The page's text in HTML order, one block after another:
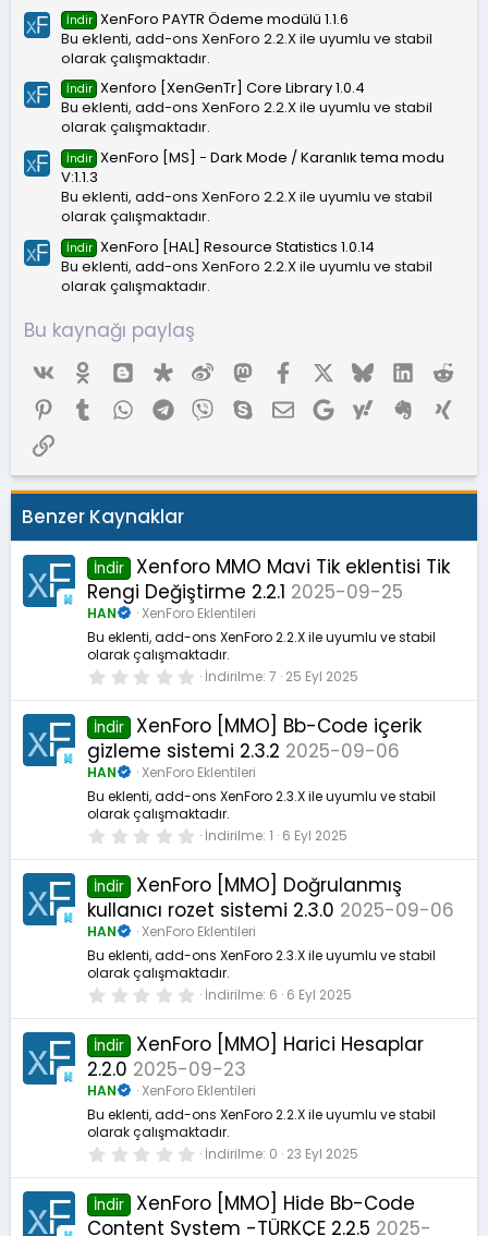
İndir XenForo PAYTR Ödeme modülü 1.1.6
Bu eklenti, add-ons XenForo 2.2.X ile uyumlu ve stabil
olarak çalışmaktadır.
İndir Xenforo [XenGenTr] Core Library 1.0.4
Bu eklenti, add-ons XenForo 2.2.X ile uyumlu ve stabil
olarak çalışmaktadır.
İndir XenForo [MS] - Dark Mode / Karanlık tema modu
V:1.1.3
Bu eklenti, add-ons XenForo 2.2.X ile uyumlu ve stabil
olarak çalışmaktadır.
İndir XenForo [HAL] Resource Statistics 1.0.14
Bu eklenti, add-ons XenForo 2.2.X ile uyumlu ve stabil
olarak çalışmaktadır.
Bu kaynağı paylaş
Vk Ok BloggerDiaspora
Weibo MastodonFacebookX (Twitter)
BlueskyLinkedIn
Pinterest
TumblrWhatsAppTelegram
Viber SkypeE-postaGoogleYahoo Evernote
Link
Benzer Kaynaklar
İndir
Xenforo MMO Mavi Tik eklentisi Tik
Rengi Değiştirme 2.2.1 2025-09-25
HAN
XenForo Eklentileri
Bu eklenti, add-ons XenForo 2.2.X ile uyumlu ve stabil
olarak çalışmaktadır.
0
0
0
y
ı
d
ı
z
İndirilme 7 25 Eyl 2025
İndir
XenForo [MMO] Bb-Code içerik
gizleme sistemi 2.3.2 2025-09-06
HAN
XenForo Eklentileri
Bu eklenti, add-ons XenForo 2.3.X ile uyumlu ve stabil
olarak çalışmaktadır.
0
0
0
y
ı
d
ı
z
İndirilme 1 6 Eyl 2025
İndir
XenForo [MMO] Doğrulanmış
kullanıcı rozet sistemi 2.3.0 2025-09-06
HAN
XenForo Eklentileri
Bu eklenti, add-ons XenForo 2.3.X ile uyumlu ve stabil
olarak çalışmaktadır.
0
0
0
y
ı
d
ı
z
İndirilme 6 6 Eyl 2025
İndir
XenForo [MMO] Harici Hesaplar
2.2.0 2025-09-23
HAN
XenForo Eklentileri
Bu eklenti, add-ons XenForo 2.2.X ile uyumlu ve stabil
olarak çalışmaktadır.
0
0
0
y
ı
İndirilme 0 23 Eyl 2025
İndir
XenForo [MMO] Hide Bb-Code
Content System -TÜRKÇE 2.2.5 2025-